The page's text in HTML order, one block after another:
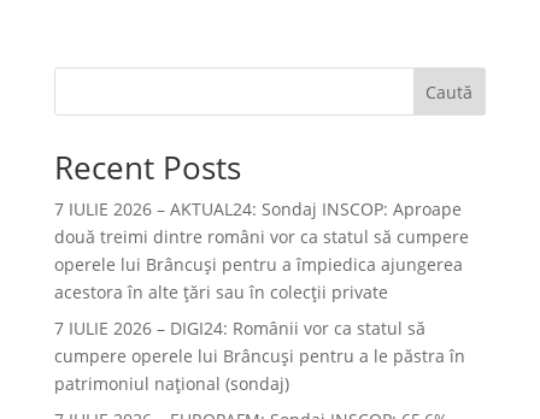
Caută
Recent Posts
7 IULIE 2026 – AKTUAL24: Sondaj INSCOP: Aproape
două treimi dintre români vor ca statul să cumpere
operele lui Brâncuşi pentru a împiedica ajungerea
acestora în alte ţări sau în colecţii private
7 IULIE 2026 – DIGI24: Românii vor ca statul să
cumpere operele lui Brâncuși pentru a le păstra în
patrimoniul național (sondaj)